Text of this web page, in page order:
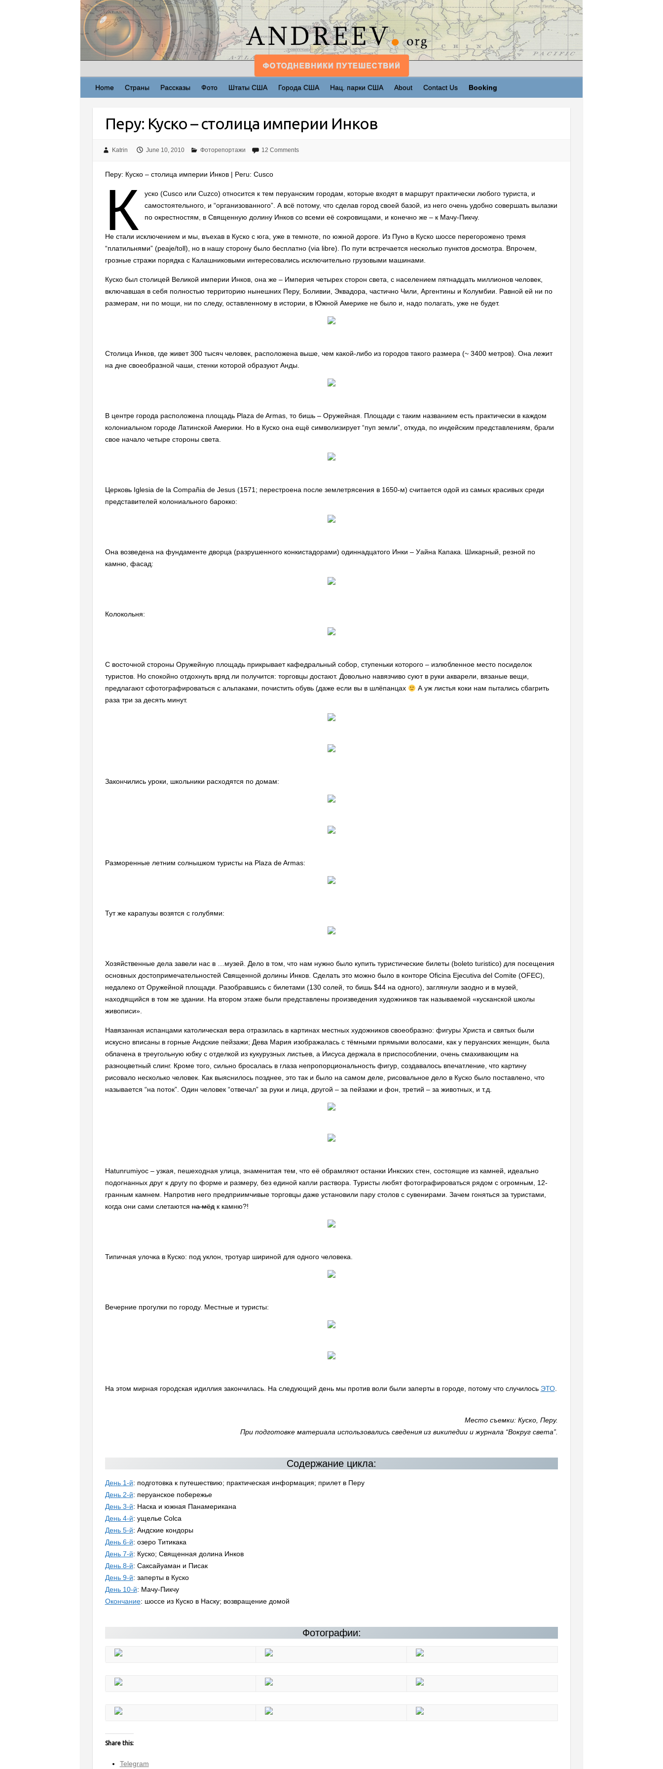
Home Страны Рассказы Фото Штаты США Города США Нац. парки США About Contact Us Booking
Перу: Куско – столица империи Инков
Katrin June 10, 2010 Фоторепортажи 12 Comments
Перу: Куско – столица империи Инков | Peru: Cusco
К
уско (Cusco или Cuzco) относится к тем перуанским городам, которые входят в маршрут практически любого туриста, и
самостоятельного, и “организованного”. А всё потому, что сделав город своей базой, из него очень удобно совершать вылазки
по окрестностям, в Священную долину Инков со всеми её сокровищами, и конечно же – к Мачу-Пикчу.
Не стали исключением и мы, въехав в Куско с юга, уже в темноте, по южной дороге. Из Пуно в Куско шоссе перегорожено тремя
“платильнями” (peaje/toll), но в нашу сторону было бесплатно (via libre). По пути встречается несколько пунктов досмотра. Впрочем,
грозные стражи порядка с Калашниковыми интересовались исключительно грузовыми машинами.
Куско был столицей Великой империи Инков, она же – Империя четырех сторон света, с населением пятнадцать миллионов человек,
включавшая в себя полностью территорию нынешних Перу, Боливии, Эквадора, частично Чили, Аргентины и Колумбии. Равной ей ни по
размерам, ни по мощи, ни по следу, оставленному в истории, в Южной Америке не было и, надо полагать, уже не будет.
Столица Инков, где живет 300 тысяч человек, расположена выше, чем какой-либо из городов такого размера (~ 3400 метров). Она лежит
на дне своеобразной чаши, стенки которой образуют Анды.
В центре города расположена площадь Plaza de Armas, то бишь – Оружейная. Площади с таким названием есть практически в каждом
колониальном городе Латинской Америки. Но в Куско она ещё символизирует “пуп земли”, откуда, по индейским представлениям, брали
свое начало четыре стороны света.
Церковь Iglesia de la Compañia de Jesus (1571; перестроена после землетрясения в 1650-м) считается одой из самых красивых среди
представителей колониального барокко:
Она возведена на фундаменте дворца (разрушенного конкистадорами) одиннадцатого Инки – Уайна Капака. Шикарный, резной по
камню, фасад:
Колокольня:
С восточной стороны Оружейную площадь прикрывает кафедральный собор, ступеньки которого – излюбленное место посиделок
туристов. Но спокойно отдохнуть вряд ли получится: торговцы достают. Довольно навязчиво суют в руки акварели, вязаные вещи,
предлагают сфотографироваться с альпаками, почистить обувь (даже если вы в шлёпанцах
А уж листья коки нам пытались сбагрить
раза три за десять минут.
Закончились уроки, школьники расходятся по домам:
Разморенные летним солнышком туристы на Plaza de Armas:
Тут же карапузы возятся с голубями:
Хозяйственные дела завели нас в …музей. Дело в том, что нам нужно было купить туристические билеты (boleto turistico) для посещения
основных достопримечательностей Священной долины Инков. Сделать это можно было в конторе Oficina Ejecutiva del Comite (OFEC),
недалеко от Оружейной площади. Разобравшись с билетами (130 солей, то бишь $44 на одного), заглянули заодно и в музей,
находящийся в том же здании. На втором этаже были представлены произведения художников так называемой «кусканской школы
живописи».
Навязанная испанцами католическая вера отразилась в картинах местных художников своеобразно: фигуры Христа и святых были
искусно вписаны в горные Андские пейзажи; Дева Мария изображалась с тёмными прямыми волосами, как у перуанских женщин, была
облачена в треугольную юбку с отделкой из кукурузных листьев, а Иисуса держала в приспособлении, очень смахивающим на
разноцветный слинг. Кроме того, сильно бросалась в глаза непропорциональность фигур, создавалось впечатление, что картину
рисовало несколько человек. Как выяснилось позднее, это так и было на самом деле, рисовальное дело в Куско было поставлено, что
называется “на поток”. Один человек “отвечал” за руки и лица, другой – за пейзажи и фон, третий – за животных, и т.д.
Hatunrumiyoc – узкая, пешеходная улица, знаменитая тем, что её обрамляют останки Инкских стен, состоящие из камней, идеально
подогнанных друг к другу по форме и размеру, без единой капли раствора. Туристы любят фотографироваться рядом с огромным, 12-
гранным камнем. Напротив него предприимчивые торговцы даже установили пару столов с сувенирами. Зачем гоняться за туристами,
когда они сами слетаютсяна мёдк камню?!
Типичная улочка в Куско: под уклон, тротуар шириной для одного человека.
Вечерние прогулки по городу. Местные и туристы:
На этом мирная городская идиллия закончилась. На следующий день мы против воли были заперты в городе, потому что случилось ЭТО.
Место съемки: Куско, Перу.
При подготовке материала использовались сведения из википедии и журнала “Вокруг света”.
Содержание цикла:
День 1-й: подготовка к путешествию; практическая информация; прилет в Перу
День 2-й: перуанское побережье
День 3-й: Наска и южная Панамерикана
День 4-й: ущелье Colca
День 5-й: Андские кондоры
День 6-й: озеро Титикака
День 7-й: Куско; Священная долина Инков
День 8-й: Саксайуаман и Писак
День 9-й: заперты в Куско
День 10-й: Мачу-Пикчу
Окончание: шоссе из Куско в Наску; возвращение домой
Фотографии:
Share this:
Telegram